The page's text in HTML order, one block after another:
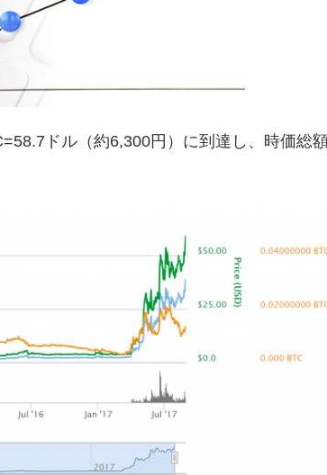
ドル（約6,300円）に到達し、時価総